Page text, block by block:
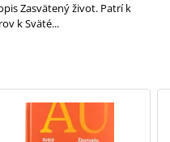
Zasvätený život. Patrí k
k Sväté...